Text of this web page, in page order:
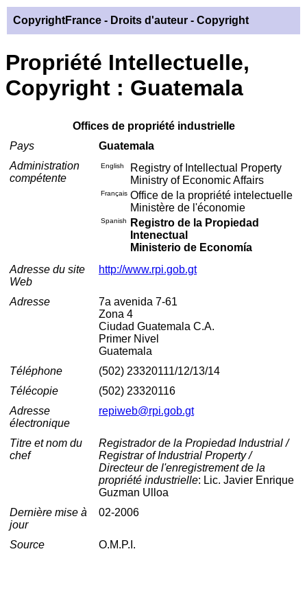
CopyrightFrance - Droits d'auteur - Copyright
Propriété Intellectuelle,
Copyright : Guatemala
Offices de propriété industrielle
Pays
Guatemala
Administration
compétente
English
Registry of Intellectual Property
Ministry of Economic Affairs
Français Office de la propriété intelectuelle
Ministère de l'économie
Spanish
Registro de la Propiedad
Intenectual
Ministerio de Economía
Adresse du site
Web
http://www.rpi.gob.gt
Adresse
7a avenida 7-61
Zona 4
Ciudad Guatemala C.A.
Primer Nivel
Guatemala
Téléphone
(502) 23320111/12/13/14
Télécopie
(502) 23320116
Adresse
électronique
repiweb@rpi.gob.gt
Titre et nom du
chef
Registrador de la Propiedad Industrial /
Registrar of Industrial Property /
Directeur de l'enregistrement de la
propriété industrielle: Lic. Javier Enrique
Guzman Ulloa
Dernière mise à
jour
02-2006
Source O.M.P.I.